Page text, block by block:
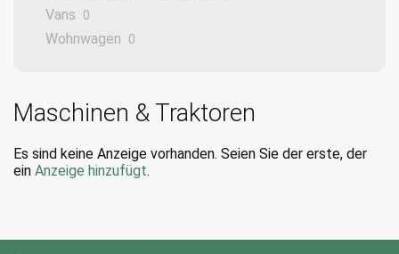
Vans 0
Wohnwagen 0
Maschinen & Traktoren
Es sind keine Anzeige vorhanden. Seien Sie der erste, der
ein Anzeige hinzufügt.